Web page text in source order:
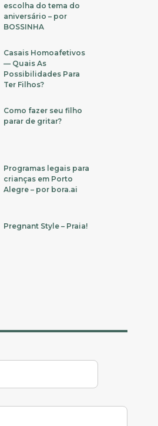
escolha do tema do
aniversário – por
BOSSINHA
Casais Homoafetivos
— Quais As
Possibilidades Para
Ter Filhos?
Como fazer seu filho
parar de gritar?
Programas legais para
crianças em Porto
Alegre – por bora.ai
Pregnant Style – Praia!